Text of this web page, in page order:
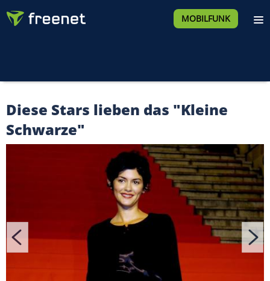
MOBILFUNK
Diese Stars lieben das "Kleine
Schwarze"